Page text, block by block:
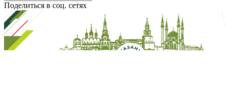
Поделиться в соц. сетях